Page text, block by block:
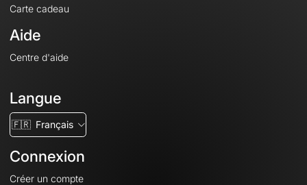
Carte cadeau
Aide
Centre d'aide
Langue
🇫🇷 Français
Connexion
Créer un compte